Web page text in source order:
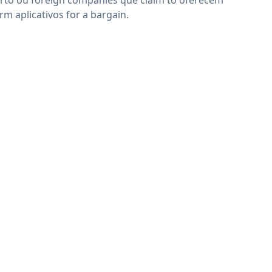
aplicativos for a bargain.